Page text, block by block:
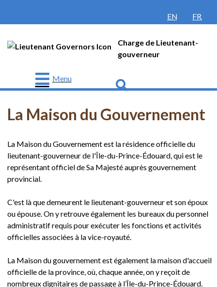
ENGLISH
Go
Charge de Lieutenant-
gouverneur
Menu
Histoire
Honneurs
récompenses
Nouvelles
La Maison du Gouvernement
La Maison du Gouvernement est la résidence officielle du
lieutenant-gouverneur de l'Île-du-Prince-Édouard, qui est le
représentant officiel de Sa Majesté auprès gouvernement
provincial.
C'est là que demeurent le lieutenant-gouverneur et son époux
ou épouse. On y retrouve également les bureaux du personnel
administratif requis pour exécuter les fonctions et activités
officielles associées à la vice-royauté.
La Maison du gouvernement est également la maison d'accueil
officielle de la province, où, chaque année, on y reçoit de
nombreux dignitaires de passage à l’Île-du-Prince-Édouard.